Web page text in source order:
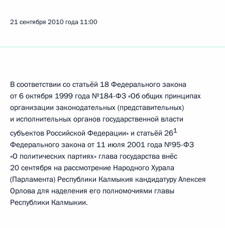
21 сентября 2010 года 11:00
В соответствии со статьёй 18 Федерального закона
от 6 октября 1999 года №184-ФЗ «Об общих принципах
организации законодательных (представительных)
и исполнительных органов государственной власти
субъектов Российской Федерации» и статьёй 261
Федерального закона от 11 июля 2001 года №95-ФЗ
«О политических партиях» глава государства внёс
20 сентября на рассмотрение Народного Хурала
(Парламента) Республики Калмыкия кандидатуру Алексея
Орлова для наделения его полномочиями главы
Республики Калмыкии.